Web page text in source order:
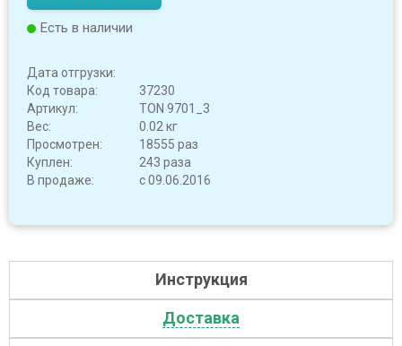
Есть в наличии
Дата отгрузки:
Код товара:
37230
Артикул:
TON 9701_3
Вес:
0.02 кг
Просмотрен:
18555 раз
Куплен:
243 раза
В продаже:
с 09.06.2016
Инструкция
Доставка